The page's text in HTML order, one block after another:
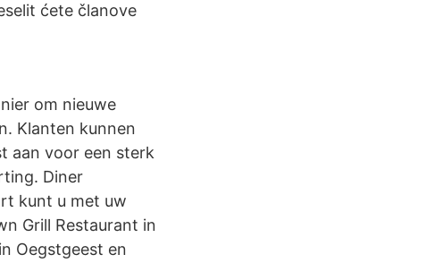
ćete članove
om nieuwe
Klanten kunnen
aan voor een sterk
Diner
kunt u met uw
Grill Restaurant in
Oegstgeest en